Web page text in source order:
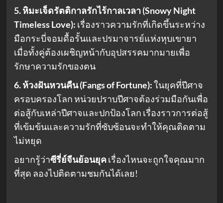
5. หิมะเจ็ดรัตติกาลรักไร้กาลเวลา (Snowy Night
Timeless Love): เรื่องราวความรักที่เกิดขึ้นระหว่าง
มือกระบี่จอมดื้อรั้นและปรมาจารย์แห่งหุบเขายา
เมื่อทั้งคู่ต้องเผชิญหน้ากับอุปสรรคมากมายเพื่อ
รักษาความรักของตน
6. ห้วงฝันหวนคืน (Fangs of Fortune):ในยุคที่ปีศาจ
ครอบครองโลก หน่วยปราบปีศาจต้องร่วมมือกันเพื่อ
ต่อสู้กับเหล่าปีศาจและปกป้องโลก เรื่องราวการต่อสู้
ที่เข้มข้นและความรักที่ซับซ้อนจะทำให้คุณติดตาม
ไม่หยุด
อยากรู้ว่าซีรี่ย์จีนย้อนยุคเรื่องไหนจะถูกใจคุณมาก
ที่สุด ลองไปติดตามชมกันได้เลย!